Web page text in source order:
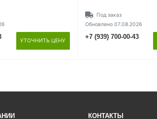
УТОЧНИТЬ ЦЕНУ
Под заказ
Обновлено 07.08.2026
+7 (939) 700-00-43
КОНТАКТЫ